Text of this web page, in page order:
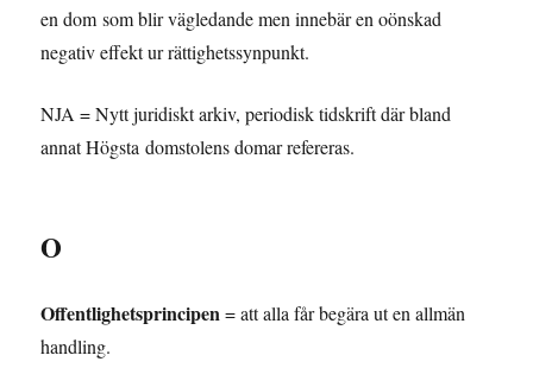
en dom som blir vägledande men innebär en oönskad
negativ effekt ur rättighetssynpunkt.
NJA = Nytt juridiskt arkiv, periodisk tidskrift där bland
annat Högsta domstolens domar refereras.
O
Offentlighetsprincipen= att alla får begära ut en allmän
handling.